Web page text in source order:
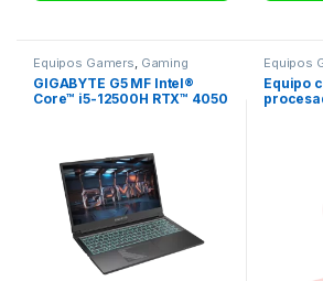
Equipos Gamers, Gaming
GIGABYTE G5 MF Intel®
Core™ i5-12500H RTX™ 4050
Equipos
Equipo